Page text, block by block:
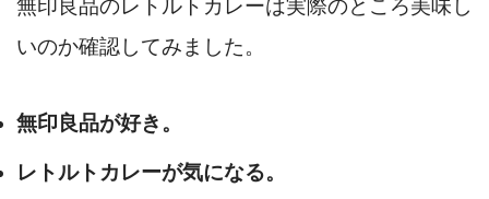
無印良品のレトルトカレーは実際のところ美味し
いのか確認してみました。
無印良品が好き。
レトルトカレーが気になる。